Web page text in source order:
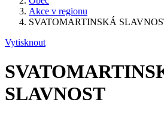
Akce v regionu
SVATOMARTINSKÁ
Vytisknout
SLAVNOST